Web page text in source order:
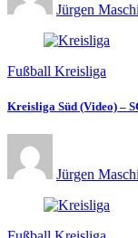
Jürgen
Fußball Kreisliga
Kreisliga Süd (Video) –
Jürgen